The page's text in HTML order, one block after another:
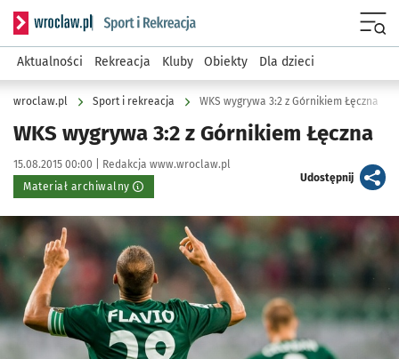
Serwis informacyjny wroclaw.pl podserwis: Sport i rekreacja
Aktualności Rekreacja Kluby Obiekty Dla dzieci
wroclaw.pl Sport i rekreacja WKS wygrywa 3:2 z Górnikiem Łęczna
WKS wygrywa 3:2 z Górnikiem Łęczna
Data publikacji:
15.08.2015 00:00 | Autor:
Redakcja www.wroclaw.pl
Materiał archiwalny
Udostępnijartykuł
Kliknij, aby powiększyć